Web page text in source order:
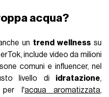
acqua?
un trend wellness su
include video da milioni
comuni e influencer, nel
livello di idratazione,
per l'acqua aromatizzata,